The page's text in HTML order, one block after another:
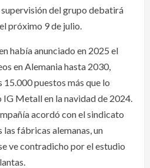
del grupo debatirá
próximo 9 de julio.
había anunciado en 2025 el
en Alemania hasta 2030,
15.000 puestos más que lo
Metall en la navidad de 2024.
acordó con el sindicato
fábricas alemanas, un
ve contradicho por el estudio